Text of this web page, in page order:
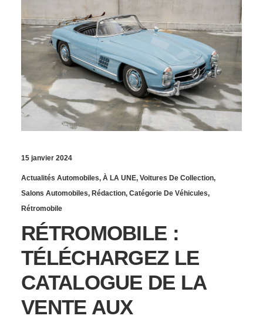
15 janvier 2024
Actualités Automobiles, À LA UNE, Voitures De Collection,
Salons Automobiles, Rédaction, Catégorie De Véhicules,
Rétromobile
RÉTROMOBILE :
TÉLÉCHARGEZ LE
CATALOGUE DE LA
VENTE AUX